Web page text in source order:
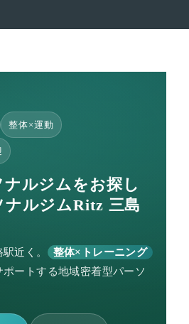
整体×運動
ルジムをお探し
ナルジムRitz 三島
近く。
整体×トレーニング
ートする地域密着型パーソ